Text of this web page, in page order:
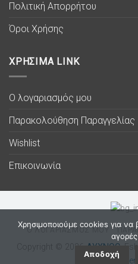
Πολιτική Απορρήτου
Όροι Χρήσης
ΧΡΗΣΙΜΑ LINK
Ο λογαριασμός μου
Παρακολούθηση Παραγγελίας
Wishlist
Επικοινωνία
Ο ΛΟΓΑΡΙΑΣΜΟΣ ΜΟΥ
Copyright © 2026 ΛΥΧΝΟC .
Χρησιμοποιούμε cookies για να
Αποδοχή